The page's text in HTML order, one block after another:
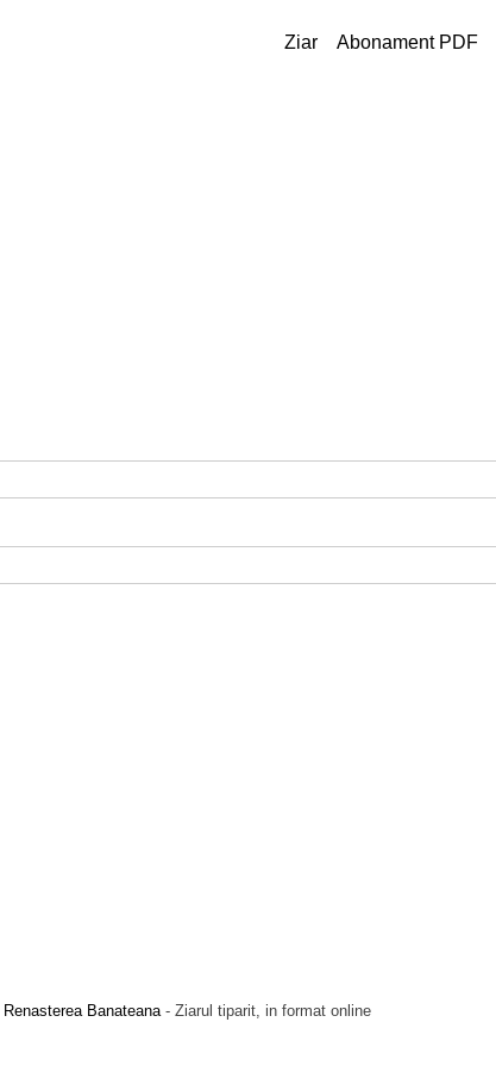
Ziar Abonament PDF
Renasterea Banateana- Ziarul tiparit, in format online